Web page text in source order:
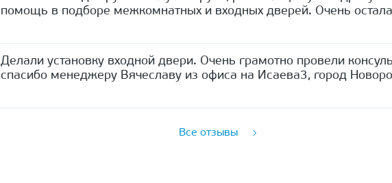
помощь в подборе межкомнатных и входных дверей. Очень
Делали установку входной двери. Очень грамотно провели
спасибо менеджеру Вячеславу из офиса на Исаева3, город
Все отзывы